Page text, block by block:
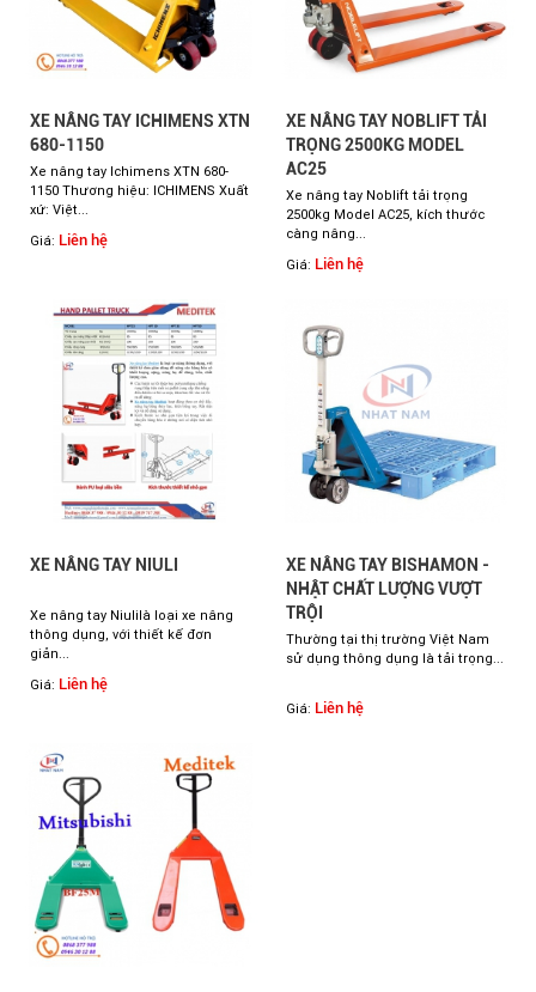
XE NÂNG TAY ICHIMENS XTN
680-1150
Xe nâng tay Ichimens XTN 680-
1150 Thương hiệu: ICHIMENS Xuất
xứ: Việt...
Giá: Liên hệ
XE NÂNG TAY NOBLIFT TẢI
TRỌNG 2500KG MODEL
AC25
Xe nâng tay Noblift tải trọng
2500kg Model AC25, kích thước
càng nâng...
Giá: Liên hệ
XE NÂNG TAY NIULI
Xe nâng tay Niulilà loại xe nâng
thông dụng, với thiết kế đơn
giản...
Giá: Liên hệ
XE NÂNG TAY BISHAMON -
NHẬT CHẤT LƯỢNG VƯỢT
TRỘI
Thường tại thị trường Việt Nam
sử dụng thông dụng là tải trọng...
Giá: Liên hệ